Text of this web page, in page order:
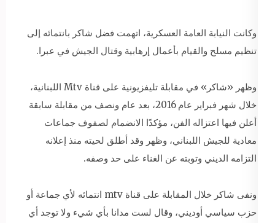
وكانت النيابة العامة العسكرية، اتهمت فضل شاكر بانتمائه إلى
تنظيم مسلح والقيام بأعمال إرهابية وقتال الجيش في عبرا.
وظهر «شاكر» في مقابلة تليفزيونية على قناة Mtv اللبنانية،
خلال شهر فبراير عام 2016، بعد عام ونصف من مقابلة سابقة
أعلن فيها اعتزاله الفن، مؤكدًا الانضمام لصفوف جماعات
معادية للجيش اللبناني، وظهر وقد أطلق لحيته منذ إعلانه
التزامه الديني وتوبته عن الغناء على حد وصفه.
ونفى شاكر خلال المقابلة على قناة mtv انتمائه لأي جماعة أو
حزب سياسي أوديني، وقال لست مدانا بأي شيء ولا توجد أي